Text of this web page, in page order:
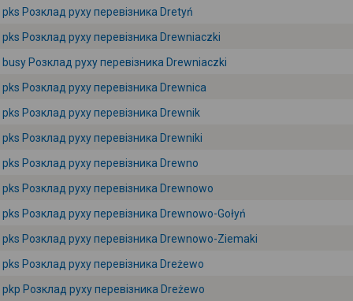
pks Розклад руху перевізника Dretyń
pks Розклад руху перевізника Drewniaczki
busy Розклад руху перевізника Drewniaczki
pks Розклад руху перевізника Drewnica
pks Розклад руху перевізника Drewnik
pks Розклад руху перевізника Drewniki
pks Розклад руху перевізника Drewno
pks Розклад руху перевізника Drewnowo
pks Розклад руху перевізника Drewnowo-Gołyń
pks Розклад руху перевізника Drewnowo-Ziemaki
pks Розклад руху перевізника Dreżewo
pkp Розклад руху перевізника Dreżewo